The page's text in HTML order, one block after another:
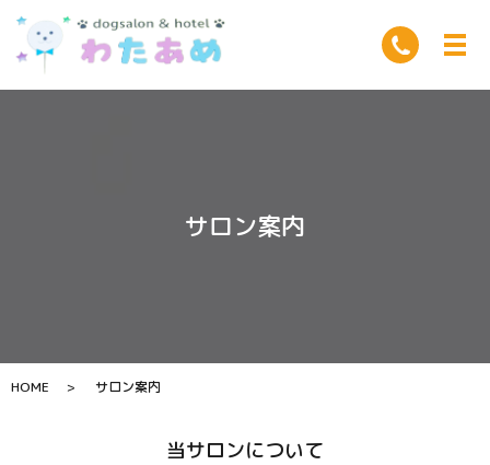
サロン案内
HOME サロン案内
当サロンについて